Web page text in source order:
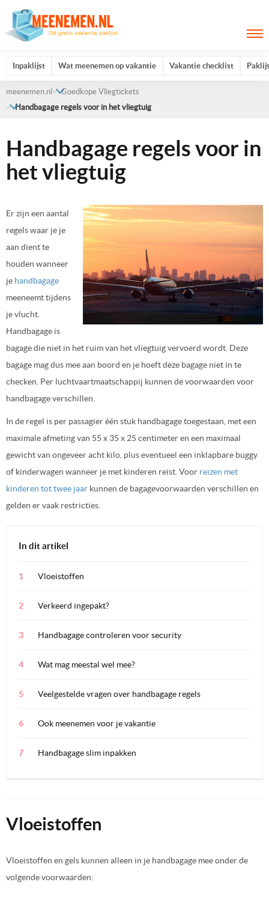
Inpaklijst Wat meenemen op vakantie Vakantie checklist
meenemen.nl
Goedkope Vliegtickets
Handbagage regels voor in het vliegtuig
Handbagage regels voor in
het vliegtuig
Er zijn een aantal
regels waar je je
aan dient te
houden wanneer
je handbagage
meeneemt tijdens
je vlucht.
Handbagage is
bagage die niet in het ruim van het vliegtuig vervoerd wordt. Deze
bagage mag dus mee aan boord en je hoeft deze bagage niet in te
checken. Per luchtvaartmaatschappij kunnen de voorwaarden voor
handbagage verschillen.
In de regel is per passagier één stuk handbagage toegestaan, met een
maximale afmeting van 55 x 35 x 25 centimeter en een maximaal
gewicht van ongeveer acht kilo, plus eventueel een inklapbare buggy
of kinderwagen wanneer je met kinderen reist. Voor reizen met
kinderen tot twee jaar kunnen de bagagevoorwaarden verschillen en
gelden er vaak restricties.
In dit artikel
Vloeistoffen
Verkeerd ingepakt?
Handbagage controleren voor security
Wat mag meestal wel mee?
Veelgestelde vragen over handbagage regels
Ook meenemen voor je vakantie
Handbagage slim inpakken
Vloeistoffen
Vloeistoffen en gels kunnen alleen in je handbagage mee onder de
volgende voorwaarden: